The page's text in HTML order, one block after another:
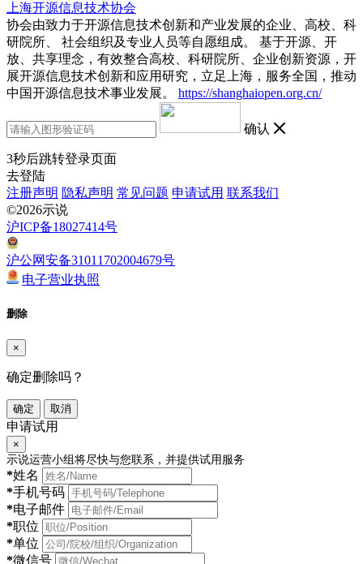
上海开源信息技术协会
协会由致力于开源信息技术创新和产业发展的企业、高校、科
研院所、 社会组织及专业人员等自愿组成。 基于开源、开
放、共享理念，有效整合高校、科研院所、企业创新资源，开
展开源信息技术创新和应用研究，立足上海，服务全国，推动
中国开源信息技术事业发展。
https://shanghaiopen.org.cn/
确认
3秒后跳转登录页面
去登陆
注册声明 隐私声明 常见问题 申请试用 联系我们
©2026示说
沪ICP备18027414号
沪公网安备31011702004679号
电子营业执照
删除
×
确定删除吗？
确定 取消
申请试用
×
示说运营小组将尽快与您联系，并提供试用服务
*姓名
*手机号码
*电子邮件
*职位
*单位
*微信号